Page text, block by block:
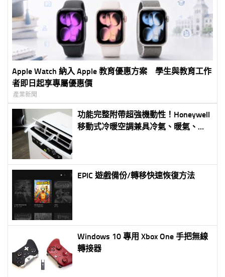
Apple Watch 納入 Apple 教育優惠方案 學生與教育工作
者即日起享專屬優惠價
產業新聞
功能完整附帶超強機動性！Honeywell
移動式冷暖空調兼具冷氣、暖氣、風
EPIC 遊戲備份/轉移快速恢復方法
Windows 10 專用 Xbox One 手把無線
轉接器